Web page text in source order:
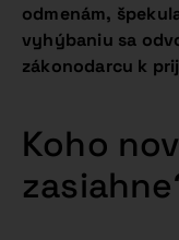
odmenám,
vyhýbaniu sa
zákonodarcu k
Koho